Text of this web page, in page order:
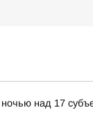
над 17